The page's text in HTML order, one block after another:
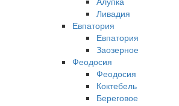
Ливадия
Евпатория
Евпатория
Заозерное
Феодосия
Феодосия
Коктебель
Береговое